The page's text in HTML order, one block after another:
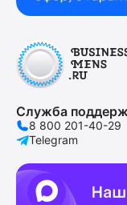
Служба
8 800 201-40-29
Telegram